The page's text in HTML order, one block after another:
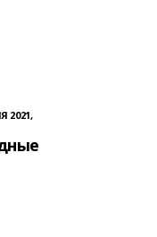
2021,